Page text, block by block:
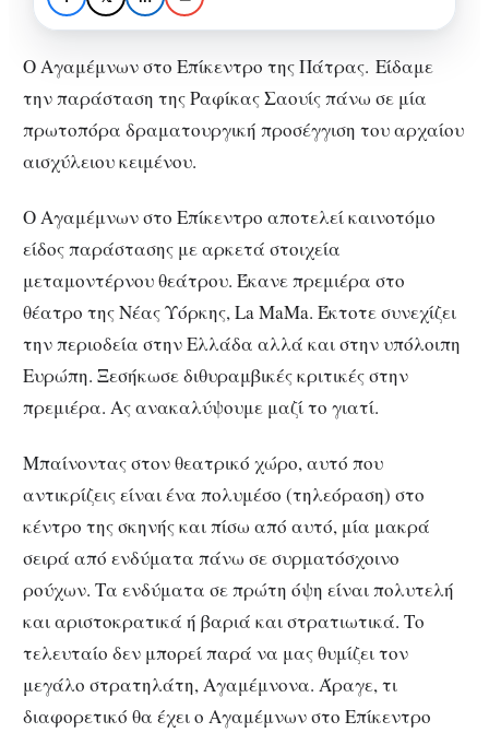
του αίματος
Ο Αγαμέμνων στο Επίκεντρο της Πάτρας. Είδαμε
την παράσταση της Ραφίκας Σαουίς πάνω σε μία
πρωτοπόρα δραματουργική προσέγγιση του αρχαίου
αισχύλειου κειμένου.
Ο Αγαμέμνων στο Επίκεντρο αποτελεί καινοτόμο
είδος παράστασης με αρκετά στοιχεία
μεταμοντέρνου θεάτρου. Έκανε πρεμιέρα στο
θέατρο της Νέας Υόρκης, La MaMa. Έκτοτε συνεχίζει
την περιοδεία στην Ελλάδα αλλά και στην υπόλοιπη
Ευρώπη. Ξεσήκωσε διθυραμβικές κριτικές στην
πρεμιέρα. Ας ανακαλύψουμε μαζί το γιατί.
Μπαίνοντας στον θεατρικό χώρο, αυτό που
αντικρίζεις είναι ένα πολυμέσο (τηλεόραση) στο
κέντρο της σκηνής και πίσω από αυτό, μία μακρά
σειρά από ενδύματα πάνω σε συρματόσχοινο
ρούχων. Τα ενδύματα σε πρώτη όψη είναι πολυτελή
και αριστοκρατικά ή βαριά και στρατιωτικά. Το
τελευταίο δεν μπορεί παρά να μας θυμίζει τον
μεγάλο στρατηλάτη, Αγαμέμνονα. Άραγε, τι
διαφορετικό θα έχει ο Αγαμέμνων στο Επίκεντρο